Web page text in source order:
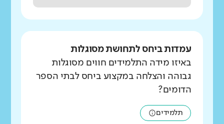
עמדות ביחס לתחושת מסוגלות
באיזו מידה התלמידים חווים מסוגלות
גבוהה והצלחה במקצוע ביחס לבתי הספר
הדומים?
תלמידים